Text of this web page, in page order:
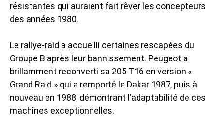
résistantes qui auraient fait rêver les concepteurs
des années 1980.
Le rallye-raid a accueilli certaines rescapées du
Groupe B après leur bannissement. Peugeot a
brillamment reconverti sa 205 T16 en version «
Grand Raid » qui a remporté le Dakar 1987, puis à
nouveau en 1988, démontrant l’adaptabilité de ces
machines exceptionnelles.